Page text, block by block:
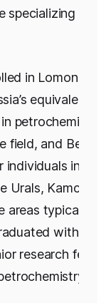
in
in Lomonosov
equivalent
field, and
in
Urals,
areas typically
with
research